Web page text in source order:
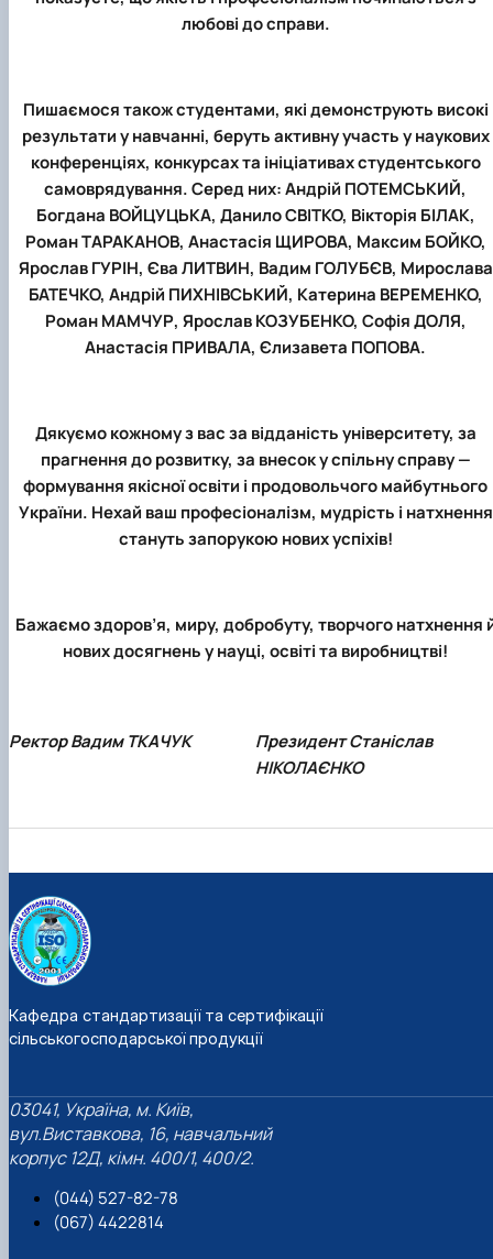
любові до справи.
Пишаємося також студентами, які демонструють високі
результати у навчанні, беруть активну участь у наукових
конференціях, конкурсах та ініціативах студентського
самоврядування. Серед них: Андрій ПОТЕМСЬКИЙ,
Богдана ВОЙЦУЦЬКА, Данило СВІТКО, Вікторія БІЛАК,
Роман ТАРАКАНОВ, Анастасія ЩИРОВА, Максим БОЙКО,
Ярослав ГУРІН, Єва ЛИТВИН, Вадим ГОЛУБЄВ, Мирослава
БАТЕЧКО, Андрій ПИХНІВСЬКИЙ, Катерина ВЕРЕМЕНКО,
Роман МАМЧУР, Ярослав КОЗУБЕНКО, Софія ДОЛЯ,
Анастасія ПРИВАЛА, Єлизавета ПОПОВА.
Дякуємо кожному з вас за відданість університету, за
прагнення до розвитку, за внесок у спільну справу —
формування якісної освіти і продовольчого майбутнього
України. Нехай ваш професіоналізм, мудрість і натхнення
стануть запорукою нових успіхів!
Бажаємо здоров’я, миру, добробуту, творчого натхнення
нових досягнень у науці, освіті та виробництві!
Ректор Вадим ТКАЧУК
Президент Станіслав
НІКОЛАЄНКО
Кафедра стандартизації та сертифікації
сільськогосподарської продукції
03041, Україна, м. Київ,
вул.Виставкова, 16, навчальний
корпус 12Д, кімн. 400/1, 400/2.
(044) 527-82-78
(067) 4422814